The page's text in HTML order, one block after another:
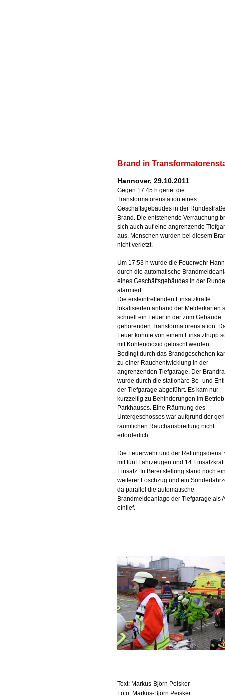
Brand in
Hannover, 29.10.2011
Gegen 17:45 h geriet die
Transformatorenstation eines
Geschäftsgebäudes in der
Brand. Die entstehende Verrauchung
sich auch auf eine angrenzende
aus. Menschen wurden bei diesem
nicht verletzt.
Um 17:53 h wurde die Feuerwehr
durch die automatische
eines Geschäftsgebäudes in der
alarmiert.
Die ersteintreffenden Einsatzkräfte
lokalisierten anhand der Melderkarten
schnell ein Feuer in der zum Gebäude
gehörenden Transformatorenstation.
Feuer konnte von einem Einsatztrupp
mit Kohlendioxid gelöscht werden.
Bedingt durch das Brandgeschehen
zu einer Rauchentwicklung in der
angrenzenden Tiefgarage. Der
wurde durch die stationäre Be- und
der Tiefgarage abgeführt. Es kam nur
kurzzeitig zu Behinderungen im
Parkhauses. Eine Räumung des
Untergeschosses war aufgrund der
räumlichen Rauchausbreitung nicht
erforderlich.
Die Feuerwehr und der Rettungsdienst
mit fünf Fahrzeugen und 14
Einsatz. In Bereitstellung stand noch
weiterer Löschzug und ein
da parallel die automatische
Brandmeldeanlage der Tiefgarage als
einlief.
Text: Markus-Björn Peisker
Foto: Markus-Björn Peisker